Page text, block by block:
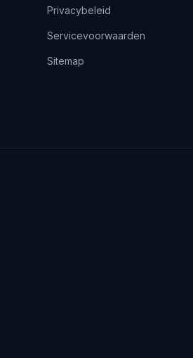
Privacybeleid
Servicevoorwaarden
Sitemap